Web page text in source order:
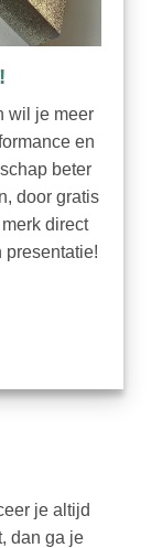
wil je meer
en
beter
door gratis
direct
presentatie!
je altijd
dan ga je